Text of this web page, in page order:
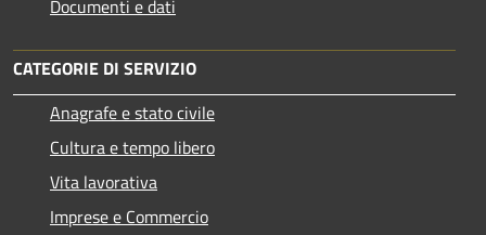
Documenti e dati
CATEGORIE DI SERVIZIO
Anagrafe e stato civile
Cultura e tempo libero
Vita lavorativa
Imprese e Commercio